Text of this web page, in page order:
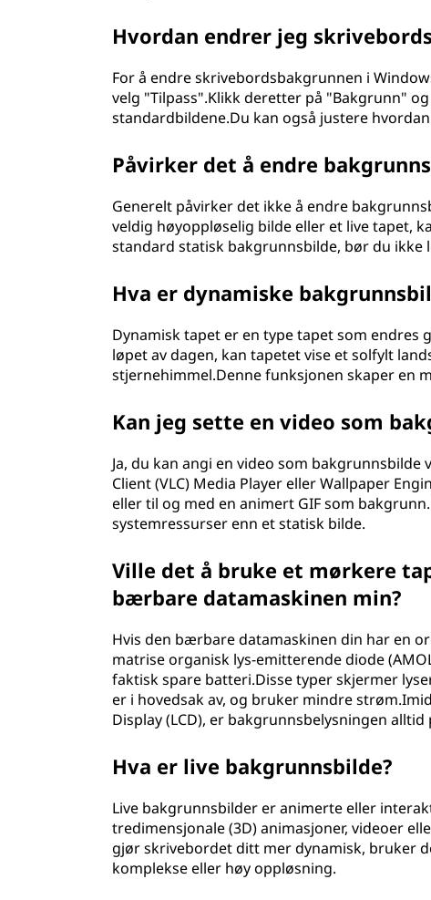
Hvordan endrer jeg
For å endre skrivebordsbakgrunnen i
velg "Tilpass".Klikk deretter på "Bakgrunn"
standardbildene.Du kan også justere
Påvirker det å endre
Generelt påvirker det ikke å endre
veldig høyoppløselig bilde eller et live tapet,
standard statisk bakgrunnsbilde, bør du ikke
Hva er dynamiske
Dynamisk tapet er en type tapet som endres
løpet av dagen, kan tapetet vise et solfylt
stjernehimmel.Denne funksjonen skaper en
Kan jeg sette en video som
Ja, du kan angi en video som
Client (VLC) Media Player eller Wallpaper
eller til og med en animert GIF som
systemressurser enn et statisk bilde.
Ville det å bruke et mørkere
bærbare datamaskinen min?
Hvis den bærbare datamaskinen din har en
matrise organisk lys-emitterende diode
faktisk spare batteri.Disse typer skjermer
er i hovedsak av, og bruker mindre
Display (LCD), er bakgrunnsbelysningen
Hva er live bakgrunnsbilde?
Live bakgrunnsbilder er animerte eller
tredimensjonale (3D) animasjoner, videoer
gjør skrivebordet ditt mer dynamisk, bruker
komplekse eller høy oppløsning.